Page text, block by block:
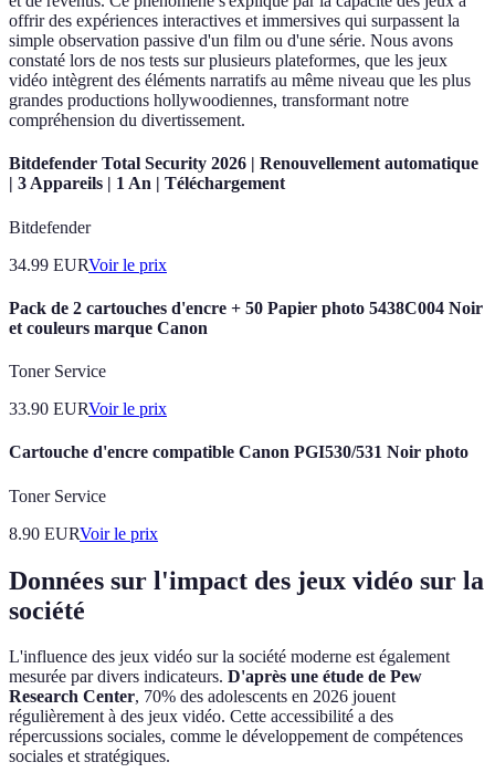
offrir des expériences interactives et immersives qui surpassent la
simple observation passive d'un film ou d'une série. Nous avons
constaté lors de nos tests sur plusieurs plateformes, que les jeux
vidéo intègrent des éléments narratifs au même niveau que les plus
grandes productions hollywoodiennes, transformant notre
compréhension du divertissement.
Bitdefender Total Security 2026 | Renouvellement automatique
| 3 Appareils | 1 An | Téléchargement
Bitdefender
34.99 EURVoir le prix
Pack de 2 cartouches d'encre + 50 Papier photo 5438C004 Noir
et couleurs marque Canon
Toner Service
33.90 EURVoir le prix
Cartouche d'encre compatible Canon PGI530/531 Noir photo
Toner Service
8.90 EURVoir le prix
Données sur l'impact des jeux vidéo sur la
société
L'influence des jeux vidéo sur la société moderne est également
mesurée par divers indicateurs. D'après une étude de Pew
Research Center, 70% des adolescents en 2026 jouent
régulièrement à des jeux vidéo. Cette accessibilité a des
répercussions sociales, comme le développement de compétences
sociales et stratégiques.